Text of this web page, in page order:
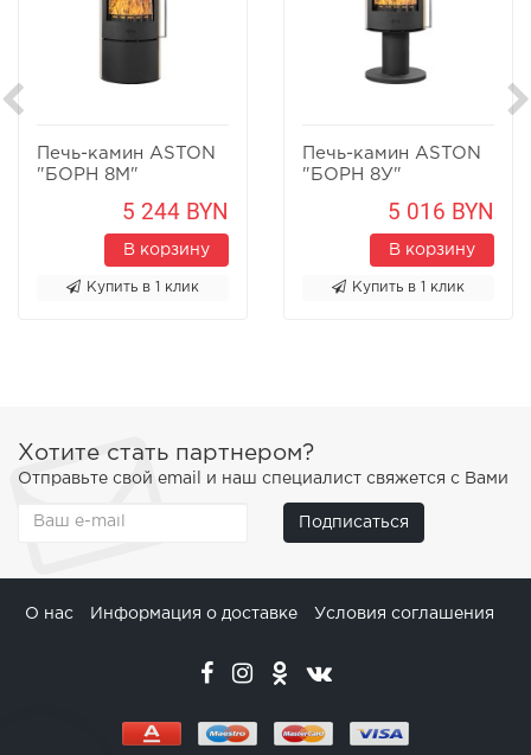
Печь-камин ASTON
"БОРН 8М"
5 244 BYN
В корзину
Купить в 1 клик
Печь-камин ASTON
"БОРН 8У"
5 016 BYN
В корзину
Купить в 1 клик
Хотите стать партнером?
Отправьте свой email и наш специалист свяжется с Вами
Подписаться
О нас Информация о доставке Условия соглашения